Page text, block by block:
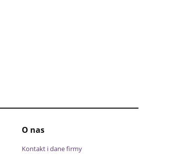
O nas
Kontakt i dane firmy